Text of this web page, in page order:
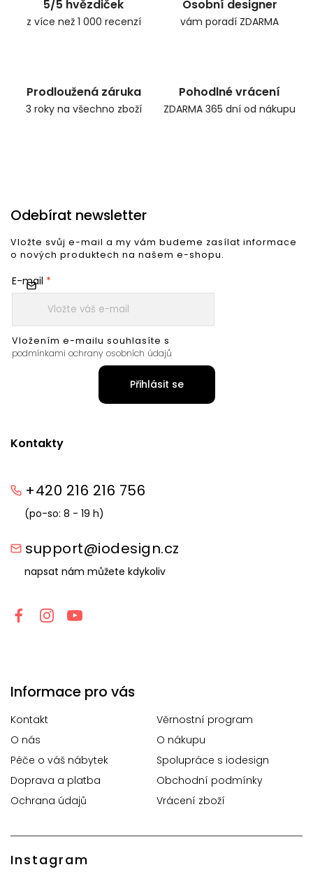
5/5 hvězdiček
z více než 1 000 recenzí
Osobní designer
vám poradí ZDARMA
Prodloužená záruka
3 roky na všechno zboží
Pohodlné vrácení
ZDARMA 365 dní od nákupu
Kontakty
+420 216 216 756
(po-so: 8 - 19 h)
support@iodesign.cz
napsat nám můžete kdykoliv
Informace pro vás
Kontakt
Věrnostní program
O nás
O nákupu
Péče o váš nábytek
Spolupráce s iodesign
Doprava a platba
Obchodní podmínky
Ochrana údajů
Vrácení zboží
Instagram
Odebírat newsletter
Vložte svůj e-mail a my vám budeme zasílat informace
o nových produktech na našem e-shopu.
E-mail
Vložením e-mailu souhlasíte s
podmínkami ochrany osobních údajů
Přihlásit se